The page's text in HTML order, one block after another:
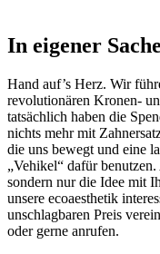
In eigener Sache
Hand auf’s Herz. Wir
revolutionären Kronen-
tatsächlich haben die
nichts mehr mit
die uns bewegt und eine
„Vehikel“ dafür
sondern nur die Idee mit
unsere ecoaesthetik
unschlagbaren Preis
oder gerne anrufen.